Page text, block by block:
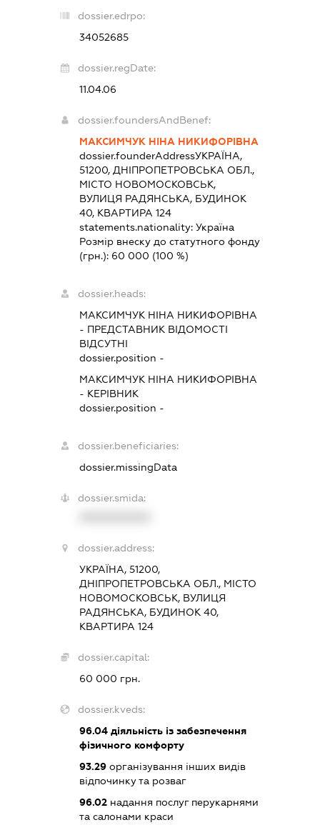
dossier.edrpo:
34052685
dossier.regDate:
11.04.06
dossier.foundersAndBenef:
МАКСИМЧУК НІНА НИКИФОРІВНА
dossier.founderAddressУКРАЇНА,
51200, ДНІПРОПЕТРОВСЬКА ОБЛ.,
МІСТО НОВОМОСКОВСЬК,
ВУЛИЦЯ РАДЯНСЬКА, БУДИНОК
40, КВАРТИРА 124
statements.nationality: Україна
Розмір внеску до статутного фонду
(грн.): 60 000 (100 %)
dossier.heads:
МАКСИМЧУК НІНА НИКИФОРІВНА
- ПРЕДСТАВНИК ВІДОМОСТІ
ВІДСУТНІ
dossier.position -
МАКСИМЧУК НІНА НИКИФОРІВНА
- КЕРІВНИК
dossier.position -
dossier.beneficiaries:
dossier.missingData
dossier.smida:
dossier.address:
УКРАЇНА, 51200,
ДНІПРОПЕТРОВСЬКА ОБЛ., МІСТО
НОВОМОСКОВСЬК, ВУЛИЦЯ
РАДЯНСЬКА, БУДИНОК 40,
КВАРТИРА 124
dossier.capital:
60 000 грн.
dossier.kveds:
96.04діяльність із забезпечення
фізичного комфорту
93.29організування інших видів
відпочинку та розваг
96.02надання послуг перукарнями
та салонами краси